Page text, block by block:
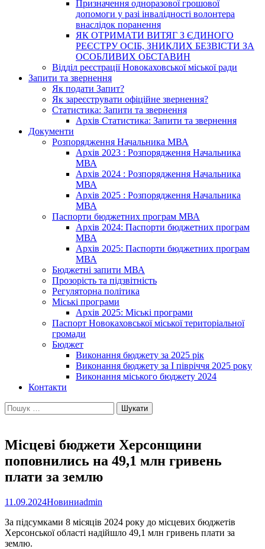
Призначення одноразової грошової
допомоги у разі інвалідності волонтера
внаслідок поранення
ЯК ОТРИМАТИ ВИТЯГ З ЄДИНОГО
РЕЄСТРУ ОСІБ, ЗНИКЛИХ БЕЗВІСТИ ЗА
ОСОБЛИВИХ ОБСТАВИН
Відділ реєстрації Новокаховської міської ради
Запити та звернення
Як подати Запит?
Як зареєструвати офіційне звернення?
Статистика: Запити та звернення
Архів Статистика: Запити та звернення
Документи
Розпорядження Начальника МВА
Архів 2023 : Розпорядження Начальника
МВА
Архів 2024 : Розпорядження Начальника
МВА
Архів 2025 : Розпорядження Начальника
МВА
Паспорти бюджетних програм МВА
Архів 2024: Паспорти бюджетних програм
МВА
Архів 2025: Паспорти бюджетних програм
МВА
Бюджетні запити МВА
Прозорість та підзвітність
Регуляторна політика
Міські програми
Архів 2025: Міські програми
Паспорт Новокаховської міської територіальної
громади
Бюджет
Виконання бюджету за 2025 рік
Виконання бюджету за І півріччя 2025 року
Виконання міського бюджету 2024
Контакти
Пошук:
Місцеві бюджети Херсонщини
поповнились на 49,1 млн гривень
плати за землю
11.09.2024Новиниadmin
За підсумками 8 місяців 2024 року до місцевих бюджетів
Херсонської області надійшло 49,1 млн гривень плати за
землю.